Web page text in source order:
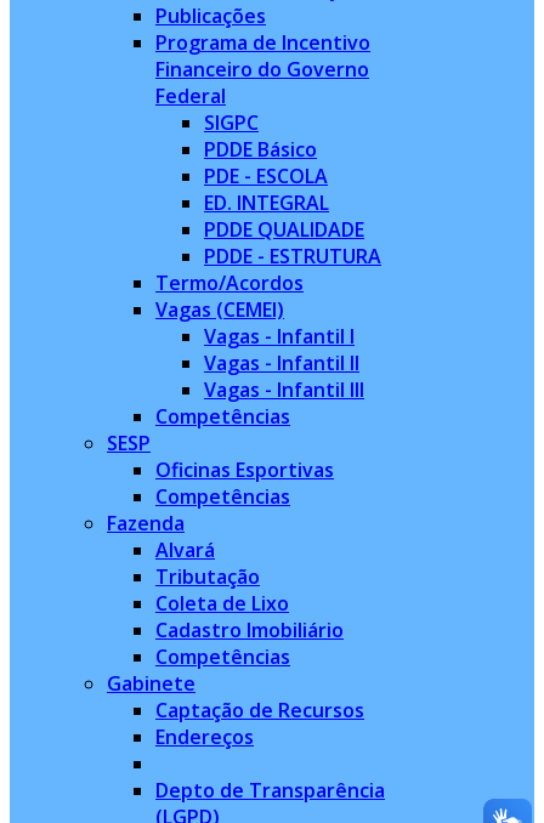
Publicações
Programa de Incentivo
Financeiro do Governo
Federal
SIGPC
PDDE Básico
PDE - ESCOLA
ED. INTEGRAL
PDDE QUALIDADE
PDDE - ESTRUTURA
Termo/Acordos
Vagas (CEMEI)
Vagas - Infantil I
Vagas - Infantil II
Vagas - Infantil III
Competências
SESP
Oficinas Esportivas
Competências
Fazenda
Alvará
Tributação
Coleta de Lixo
Cadastro Imobiliário
Competências
Gabinete
Captação de Recursos
Endereços
Depto de Transparência
(LGPD)